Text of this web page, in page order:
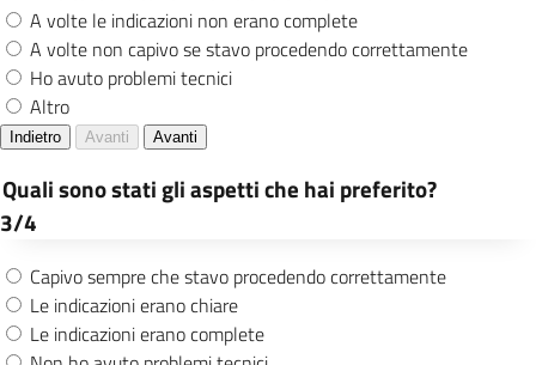
Azioni di miglioramento
in corso
L’organizzazione persegue il miglioramento
continuo dell’efficacia e dell’efficienza dei
propri servizi a beneficio di tutte le parti
per l’anno 2026 le seguenti azioni di
miglioramento: